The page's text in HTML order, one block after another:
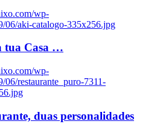
wp-
06/aki-catalogo-335x256.jpg
tua Casa …
wp-
06/restaurante_puro-7311-
duas personalidades